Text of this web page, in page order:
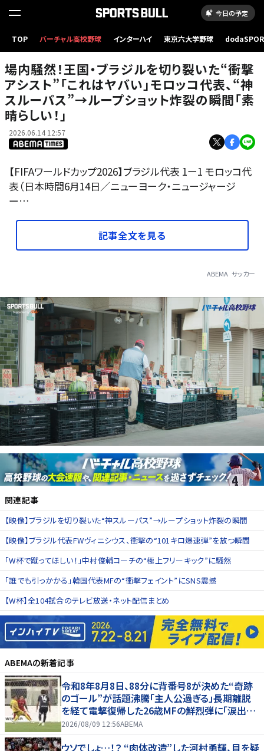
今日の予定
TOP バーチャル高校野球 インターハイ 東京六大学野球
ーパス”→ループショット炸裂の瞬間「素晴らしい！」
場内騒然！王国・ブラジルを切り裂いた“衝撃
アシスト”「これはヤバい」モロッコ代表、“神
スルーパス”→ループショット炸裂の瞬間「素
晴らしい！」
2026.06.14 12:57
【FIFAワールドカップ2026】ブラジル代表 1ー1 モロッコ代
表（日本時間6月14日／ニューヨーク・ニュージャージ
ー…
記事全文を見る
ABEMA サッカー
関連記事
【映像】ブラジルを切り裂いた“神スルーパス”→ループショット炸裂の瞬間
【映像】ブラジル代表FWヴィニシウス、衝撃の“101キロ爆速弾”を放つ瞬間
「W杯で蹴ってほしい！」中村俊輔コーチの“極上フリーキック”に騒然
「誰でも引っかかる」韓国代表MFの“衝撃フェイント”にSNS震撼
【W杯】全104試合のテレビ放送・ネット配信まとめ
ABEMAの新着記事
令和8年8月8日、88分に背番号8が決めた“奇跡
のゴール”が話題沸騰「主人公過ぎる」長期離脱
を経て電撃復帰した26歳MFの鮮烈弾に「涙出て
きた」
2026/08/09 12:56ABEMA
ウソでしょ…！？ “肉体改造”した河村勇輝、目を疑